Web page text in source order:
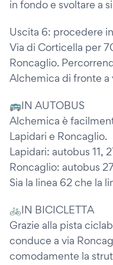
in fondo e svoltare a
Uscita 6: procedere
Via di Corticella per
Roncaglio.
Alchemica di fronte a
🚌IN AUTOBUS
Alchemica è
Lapidari e Roncaglio.
Lapidari: autobus 11,
Roncaglio: autobus
Sia la linea 62 che la
🚲IN BICICLETTA
Grazie alla pista
conduce a via
comodamente la